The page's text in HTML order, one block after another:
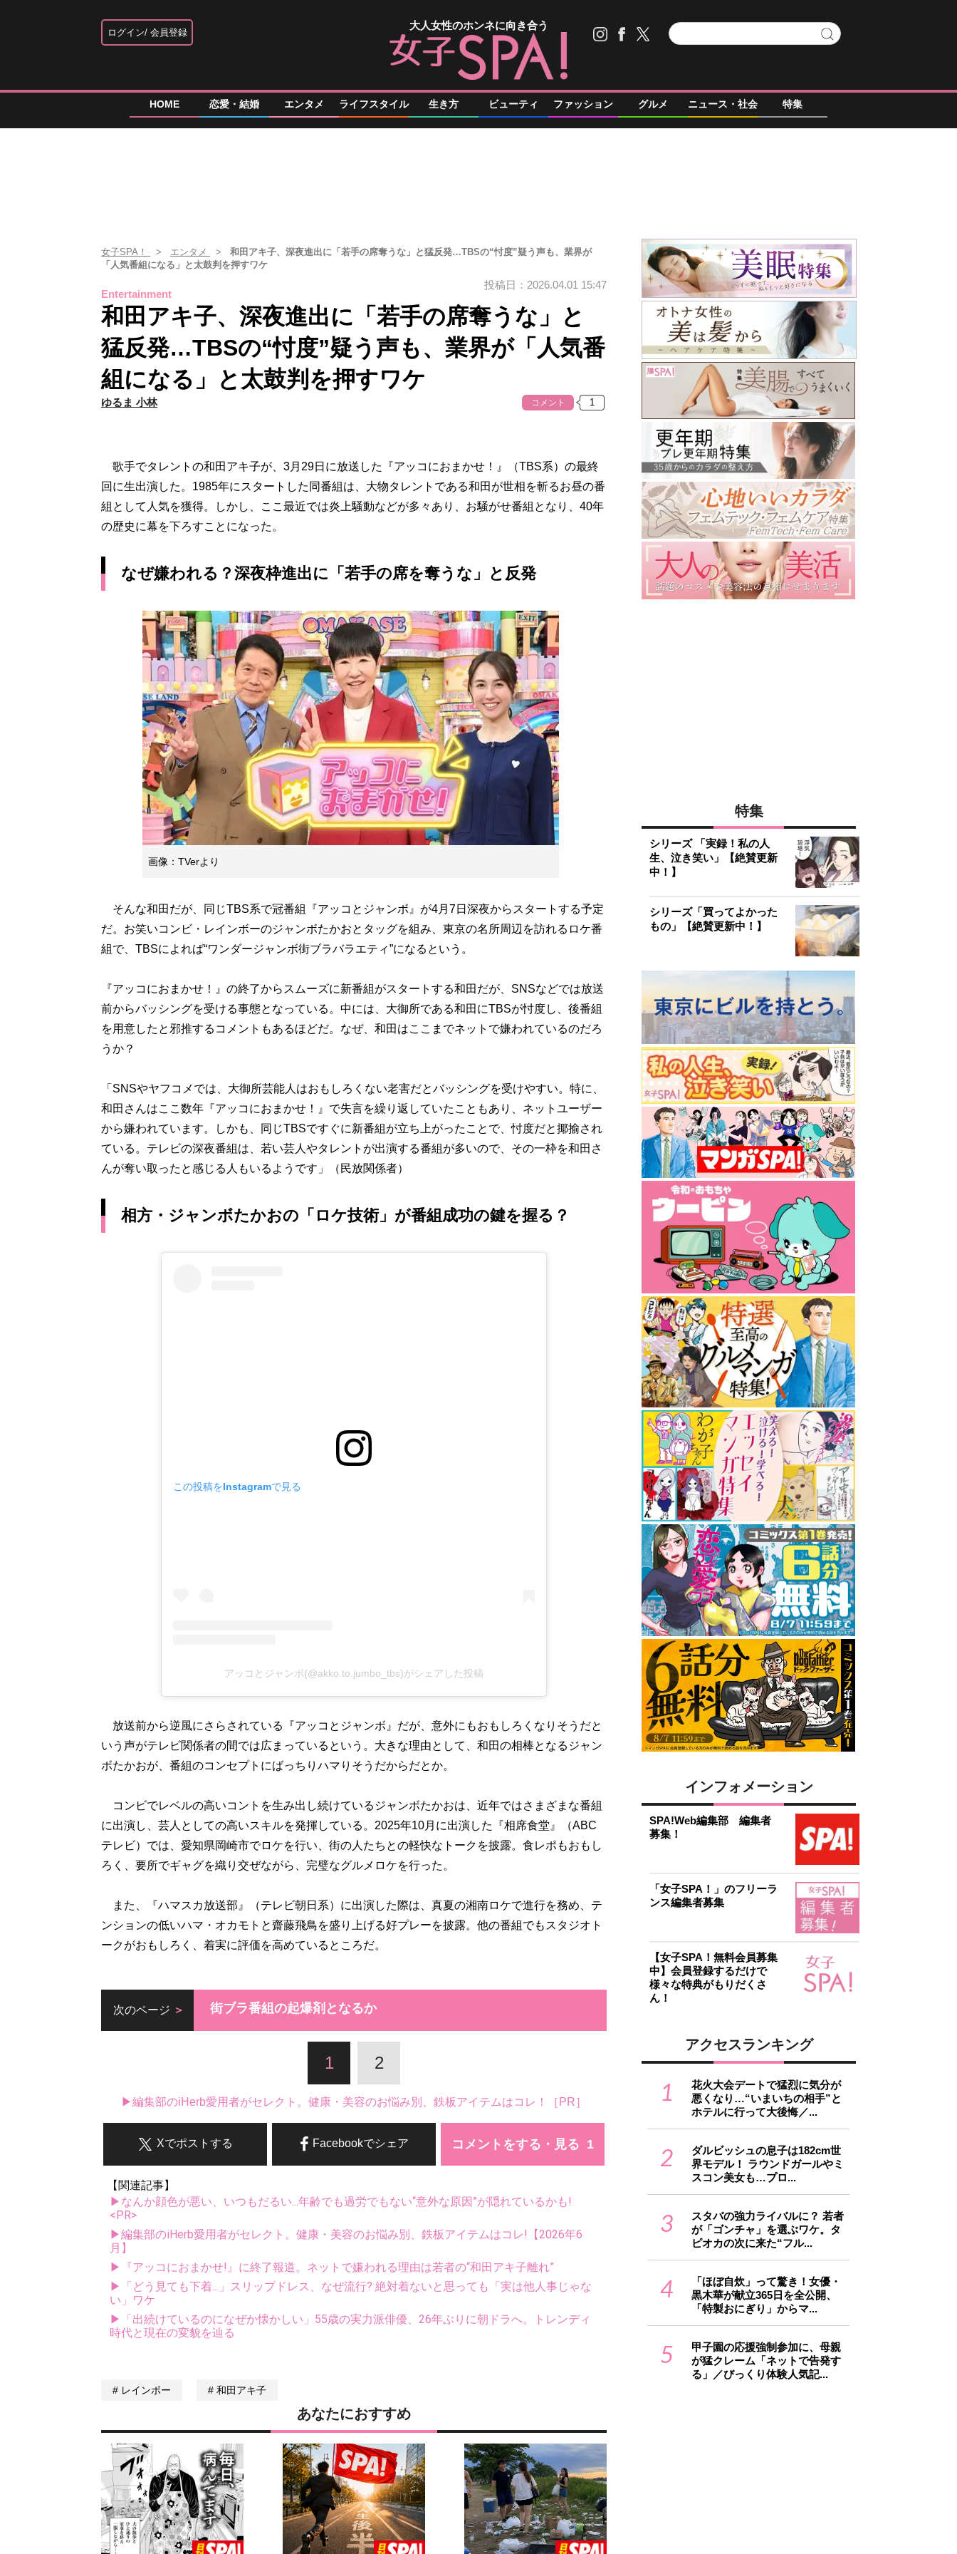
ログイン 会員登録
大人女性のホンネに向き合う
HOME 恋愛・結婚 エンタメ ライフスタイル 生き方 ビューティ ファッション グルメ ニュース・社会 特集
女子SPA！ エンタメ
和田アキ子、深夜進出に「若手の席奪うな」と猛反発…TBSの“忖度”疑う声も、業界が
「人気番組になる」と太鼓判を押すワケ
Entertainment
投稿日：2026.04.01 15:47
和田アキ子、深夜進出に「若手の席奪うな」と
猛反発…TBSの“忖度”疑う声も、業界が「人気番
組になる」と太鼓判を押すワケ
ゆるま 小林 コメント
歌手でタレントの和田アキ子が、3月29日に放送した『アッコにおまかせ！』（TBS系）の最終
回に生出演した。1985年にスタートした同番組は、大物タレントである和田が世相を斬るお昼の番
組として人気を獲得。しかし、ここ最近では炎上騒動などが多々あり、お騒がせ番組となり、40年
の歴史に幕を下ろすことになった。
なぜ嫌われる？深夜枠進出に「若手の席を奪うな」と反発
画像：TVerより
そんな和田だが、同じTBS系で冠番組『アッコとジャンボ』が4月7日深夜からスタートする予定
だ。お笑いコンビ・レインボーのジャンボたかおとタッグを組み、東京の名所周辺を訪れるロケ番
組で、TBSによれば“ワンダージャンボ街ブラバラエティ”になるという。
『アッコにおまかせ！』の終了からスムーズに新番組がスタートする和田だが、SNSなどでは放送
前からバッシングを受ける事態となっている。中には、大御所である和田にTBSが忖度し、後番組
を用意したと邪推するコメントもあるほどだ。なぜ、和田はここまでネットで嫌われているのだろ
うか？
「SNSやヤフコメでは、大御所芸能人はおもしろくない老害だとバッシングを受けやすい。特に、
和田さんはここ数年『アッコにおまかせ！』で失言を繰り返していたこともあり、ネットユーザー
から嫌われています。しかも、同じTBSですぐに新番組が立ち上がったことで、忖度だと揶揄され
ている。テレビの深夜番組は、若い芸人やタレントが出演する番組が多いので、その一枠を和田さ
んが奪い取ったと感じる人もいるようです」（民放関係者）
相方・ジャンボたかおの「ロケ技術」が番組成功の鍵を握る？
この投稿をInstagramで見る
アッコとジャンボ(@akko.to.jumbo_tbs)がシェアした投稿
放送前から逆風にさらされている『アッコとジャンボ』だが、意外にもおもしろくなりそうだと
いう声がテレビ関係者の間では広まっているという。大きな理由として、和田の相棒となるジャン
ボたかおが、番組のコンセプトにばっちりハマりそうだからだとか。
コンビでレベルの高いコントを生み出し続けているジャンボたかおは、近年ではさまざまな番組
に出演し、芸人としての高いスキルを発揮している。2025年10月に出演した『相席食堂』（ABC
テレビ）では、愛知県岡崎市でロケを行い、街の人たちとの軽快なトークを披露。食レポもおもし
ろく、要所でギャグを織り交ぜながら、完璧なグルメロケを行った。
また、『ハマスカ放送部』（テレビ朝日系）に出演した際は、真夏の湘南ロケで進行を務め、テ
ンションの低いハマ・オカモトと齋藤飛鳥を盛り上げる好プレーを披露。他の番組でもスタジオト
ークがおもしろく、着実に評価を高めているところだ。
次のページ 街ブラ番組の起爆剤となるか
1 2
▶編集部のiHerb愛用者がセレクト。健康・美容のお悩み別、鉄板アイテムはコレ！［PR］
コメントをする・見る
Facebookでシェア
Xでポストする
【関連記事】
▶なんか顔色が悪い、いつもだるい...年齢でも過労でもない“意外な原因”が隠れているかも!
<PR>
▶編集部のiHerb愛用者がセレクト。健康・美容のお悩み別、鉄板アイテムはコレ!【2026年6
月】
▶『アッコにおまかせ!』に終了報道。ネットで嫌われる理由は若者の“和田アキ子離れ”
▶「どう見ても下着...」スリップドレス、なぜ流行? 絶対着ないと思っても「実は他人事じゃな
い」ワケ
▶「出続けているのになぜか懐かしい」55歳の実力派俳優、26年ぶりに朝ドラへ。トレンディ
時代と現在の変貌を辿る
レインボー 和田アキ子
あなたにおすすめ
特集
シリーズ 「実録！私の人
生、泣き笑い」【絶賛更新
中！】
シリーズ「買ってよかった
もの」【絶賛更新中！】
インフォメーション
SPA!Web編集部 編集者
募集！
「女子SPA！」のフリーラ
ンス編集者募集
【女子SPA！無料会員募集
中】会員登録するだけで
様々な特典がもりだくさ
ん！
アクセスランキング
1
花火大会デートで猛烈に気分が
悪くなり…“いまいちの相手”と
ホテルに行って大後悔／...
2
ダルビッシュの息子は182cm世
界モデル！ ラウンドガールやミ
スコン美女も…プロ...
3
スタバの強力ライバルに？ 若者
が「ゴンチャ」を選ぶワケ。タ
ピオカの次に来た“フル...
4
「ほぼ自炊」って驚き！女優・
黒木華が献立365日を全公開、
「特製おにぎり」からマ...
5
甲子園の応援強制参加に、母親
が猛クレーム「ネットで告発す
る」／びっくり体験人気記...